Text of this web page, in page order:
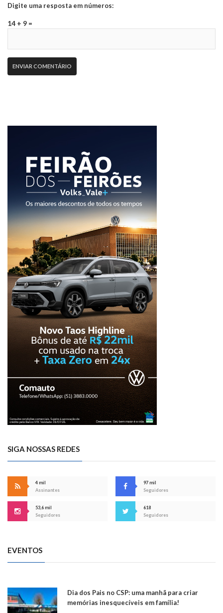
Digite uma resposta em números:
14 + 9 =
SIGA NOSSAS REDES
4 mil
Assinantes
97 mil
Seguidores
53,6 mil
Seguidores
618
Seguidores
EVENTOS
Dia dos Pais no CSP: uma manhã para criar
memórias inesquecíveis em família!